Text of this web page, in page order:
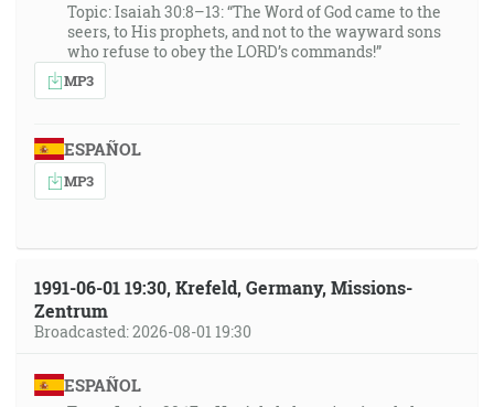
Topic: Isaiah 30:8–13: “The Word of God came to the
seers, to His prophets, and not to the wayward sons
who refuse to obey the LORD’s commands!”
MP3
ESPAÑOL
MP3
1991-06-01 19:30, Krefeld, Germany, Missions-
Zentrum
Broadcasted: 2026-08-01 19:30
ESPAÑOL